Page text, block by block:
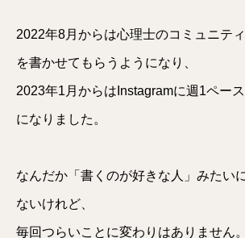
2022年8月からは心理士のコミュニテ
を書かせてもらうようになり、
2023年1月からはInstagramに週1ペー
になりました。
なんだか「書くのが好きな人」みたい
ないけれど、
毎回つらいことに変わりはありません。